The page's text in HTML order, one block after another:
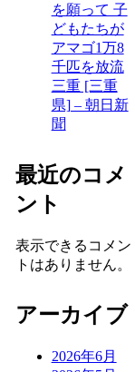
を願って 子
どもたちが
アマゴ1万8
千匹を放流
三重 [三重
県] – 朝日新
聞
最近のコメ
ント
表示できるコメン
トはありません。
アーカイブ
2026年6月